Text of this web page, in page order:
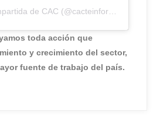
toda acción que
y crecimiento del sector,
fuente de trabajo del país.